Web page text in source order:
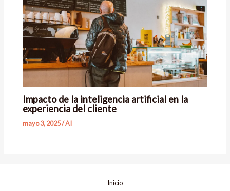
Impacto de la inteligencia artificial en la
experiencia del cliente
mayo 3, 2025/AI
Inicio